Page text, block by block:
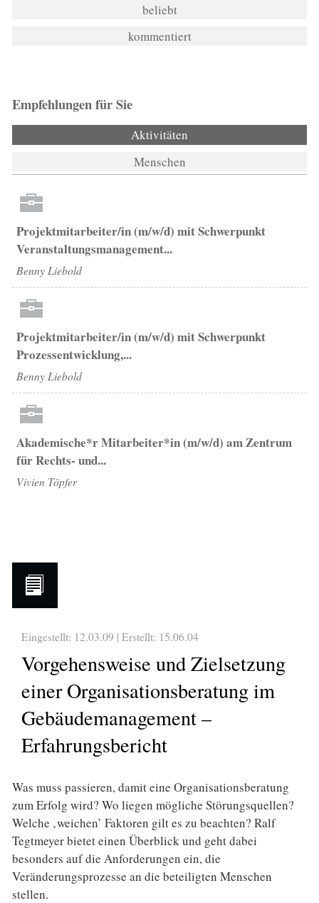
beliebt
kommentiert
Empfehlungen für Sie
Aktivitäten
Menschen
Projektmitarbeiter/in (m/w/d) mit Schwerpunkt
Veranstaltungsmanagement...
Benny Liebold
Projektmitarbeiter/in (m/w/d) mit Schwerpunkt
Prozessentwicklung,...
Benny Liebold
Akademische*r Mitarbeiter*in (m/w/d) am Zentrum
für Rechts- und...
Vivien Töpfer
Eingestellt: 12.03.09 | Erstellt: 15.06.04
Vorgehensweise und Zielsetzung
einer Organisationsberatung im
Gebäudemanagement –
Erfahrungsbericht
Was muss passieren, damit eine Organisationsberatung
zum Erfolg wird? Wo liegen mögliche Störungsquellen?
Welche ‚weichen’ Faktoren gilt es zu beachten? Ralf
Tegtmeyer bietet einen Überblick und geht dabei
besonders auf die Anforderungen ein, die
Veränderungsprozesse an die beteiligten Menschen
stellen.